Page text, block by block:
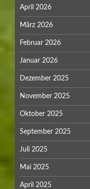
April 2026
März 2026
Februar 2026
Januar 2026
Dezember 2025
November 2025
Oktober 2025
September 2025
Juli 2025
Mai 2025
April 2025